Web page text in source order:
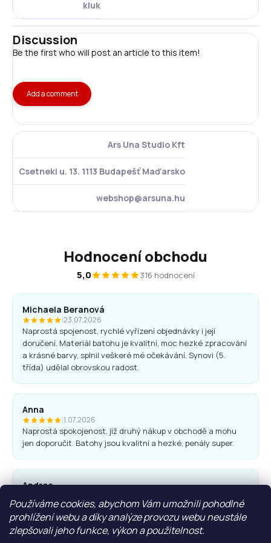
Používáme cookies, abychom Vám umožnili pohodlné
prohlížení webu a díky analýze provozu webu neustále
zlepšovali jeho funkce, výkon a použitelnost.
kluk
Discussion
Be the first who will post an article to this item!
Add a comment
Ars Una Studio Kft
Csetneki u. 13. 1113 Budapešť Maďarsko
webshop@arsuna.hu
Hodnocení obchodu
5,0 316 hodnocení
Michaela Beranová
|23.07.2026
Naprostá spojenost, rychlé vyřízení objednávky i její
doručení. Materiál batohu je kvalitní, moc hezké zpracování
a krásné barvy, splnil veškeré mé očekávání. Synovi (5.
třída) udělal obrovskou radost.
Anna
|1.07.2026
Naprostá spokojenost, již druhý nákup v obchodě a mohu
jen doporučit. Batohy jsou kvalitní a hezké, penály super.
Andrea
Komunikace obchodu i nákup proběhl bez problémů. Vřele
doporučuji.